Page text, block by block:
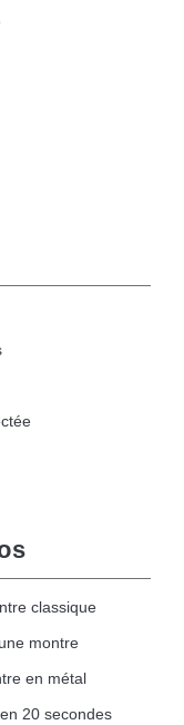
classique
montre
en métal
20 secondes